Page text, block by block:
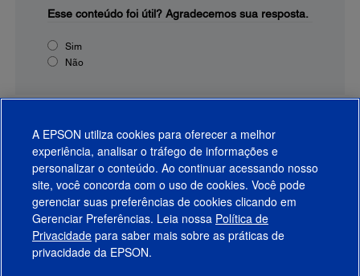
Esse conteúdo foi útil? Agradecemos sua resposta.
Sim
Não
Produtos
Suporte
A EPSON utiliza cookies para oferecer a melhor
experiência, analisar o tráfego de informações e
personalizar o conteúdo. Ao continuar acessando nosso
site, você concorda com o uso de cookies. Você pode
gerenciar suas preferências de cookies clicando em
Gerenciar Preferências. Leia nossa Política de
Privacidade para saber mais sobre as práticas de
privacidade da EPSON.